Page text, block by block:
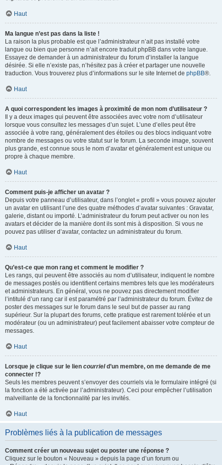
Haut
Ma langue n’est pas dans la liste !
La raison la plus probable est que l’administrateur n’ait pas installé votre
langue ou bien que personne n’ait encore traduit phpBB dans votre langue.
Essayez de demander à un administrateur du forum d’installer la langue
désirée. Si elle n’existe pas, n’hésitez pas à créer et partager une nouvelle
traduction. Vous trouverez plus d’informations sur le site Internet de phpBB®.
Haut
A quoi correspondent les images à proximité de mon nom d’utilisateur ?
Il y a deux images qui peuvent être associées avec votre nom d’utilisateur
lorsque vous consultez les messages d’un sujet. L’une d’elles peut être
associée à votre rang, généralement des étoiles ou des blocs indiquant votre
nombre de messages ou votre statut sur le forum. La seconde image, souvent
plus grande, est connue sous le nom d’avatar et généralement est unique ou
propre à chaque membre.
Haut
Comment puis-je afficher un avatar ?
Depuis votre panneau d’utilisateur, dans l’onglet « profil » vous pouvez ajouter
un avatar en utilisant l’une des quatre méthodes d’avatar suivantes : Gravatar,
galerie, distant ou importé. L’administrateur du forum peut activer ou non les
avatars et décider de la manière dont ils sont mis à disposition. Si vous ne
pouvez pas utiliser d’avatar, contactez un administrateur du forum.
Haut
Qu’est-ce que mon rang et comment le modifier ?
Les rangs, qui peuvent être associés au nom d’utilisateur, indiquent le nombre
de messages postés ou identifient certains membres tels que les modérateurs
et administrateurs. En général, vous ne pouvez pas directement modifier
l’intitulé d’un rang car il est paramétré par l’administrateur du forum. Évitez de
poster des messages sur le forum dans le seul but de passer au rang
supérieur. Sur la plupart des forums, cette pratique est rarement tolérée et un
modérateur (ou un administrateur) peut facilement abaisser votre compteur de
messages.
Haut
Lorsque je clique sur le lien courrield’un membre, on me demande de me
connecter !?
Seuls les membres peuvent s’envoyer des courriels via le formulaire intégré (si
la fonction a été activée par l’administrateur). Ceci pour empêcher l’utilisation
malveillante de la fonctionnalité par les invités.
Haut
Problèmes liés à la publication de messages
Comment créer un nouveau sujet ou poster une réponse ?
Cliquez sur le bouton « Nouveau » depuis la page d’un forum ou